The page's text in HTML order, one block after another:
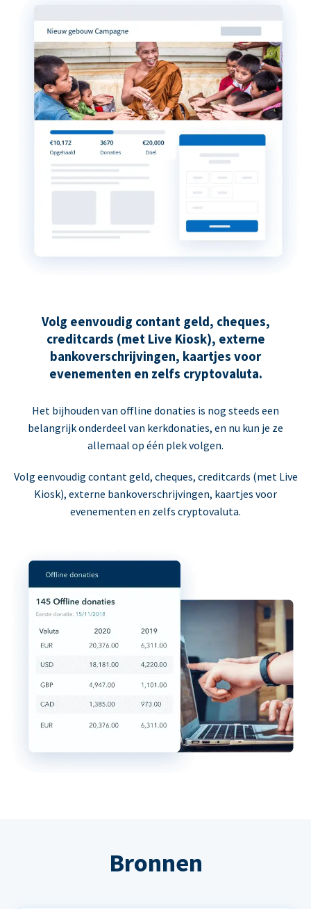
Volg eenvoudig contant geld, cheques,
creditcards (met Live Kiosk), externe
bankoverschrijvingen, kaartjes voor
evenementen en zelfs cryptovaluta.
Het bijhouden van offline donaties is nog steeds een
belangrijk onderdeel van kerkdonaties, en nu kun je ze
allemaal op één plek volgen.
Volg eenvoudig contant geld, cheques, creditcards (met Live
Kiosk), externe bankoverschrijvingen, kaartjes voor
evenementen en zelfs cryptovaluta.
Bronnen